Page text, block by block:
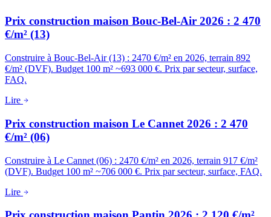
Prix construction maison Bouc-Bel-Air 2026 : 2 470
€/m² (13)
Construire à Bouc-Bel-Air (13) : 2470 €/m² en 2026, terrain 892
€/m² (DVF). Budget 100 m² ~693 000 €. Prix par secteur, surface,
FAQ.
Lire
Prix construction maison Le Cannet 2026 : 2 470
€/m² (06)
Construire à Le Cannet (06) : 2470 €/m² en 2026, terrain 917 €/m²
(DVF). Budget 100 m² ~706 000 €. Prix par secteur, surface, FAQ.
Lire